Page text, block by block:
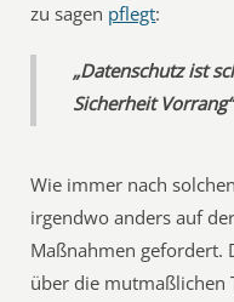
zu sagen pflegt:
„Datenschutz ist
Sicherheit Vorrang“
Wie immer nach
irgendwo anders auf
Maßnahmen gefordert.
über die mutmaßlichen